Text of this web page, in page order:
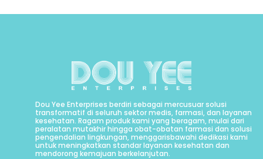
Dou Yee Enterprises berdiri sebagai mercusuar solusi
transformatif di seluruh sektor medis, farmasi, dan layanan
kesehatan. Ragam produk kami yang beragam, mulai dari
peralatan mutakhir hingga obat-obatan farmasi dan solusi
pengendalian lingkungan, menggarisbawahi dedikasi kami
untuk meningkatkan standar layanan kesehatan dan
mendorong kemajuan berkelanjutan.